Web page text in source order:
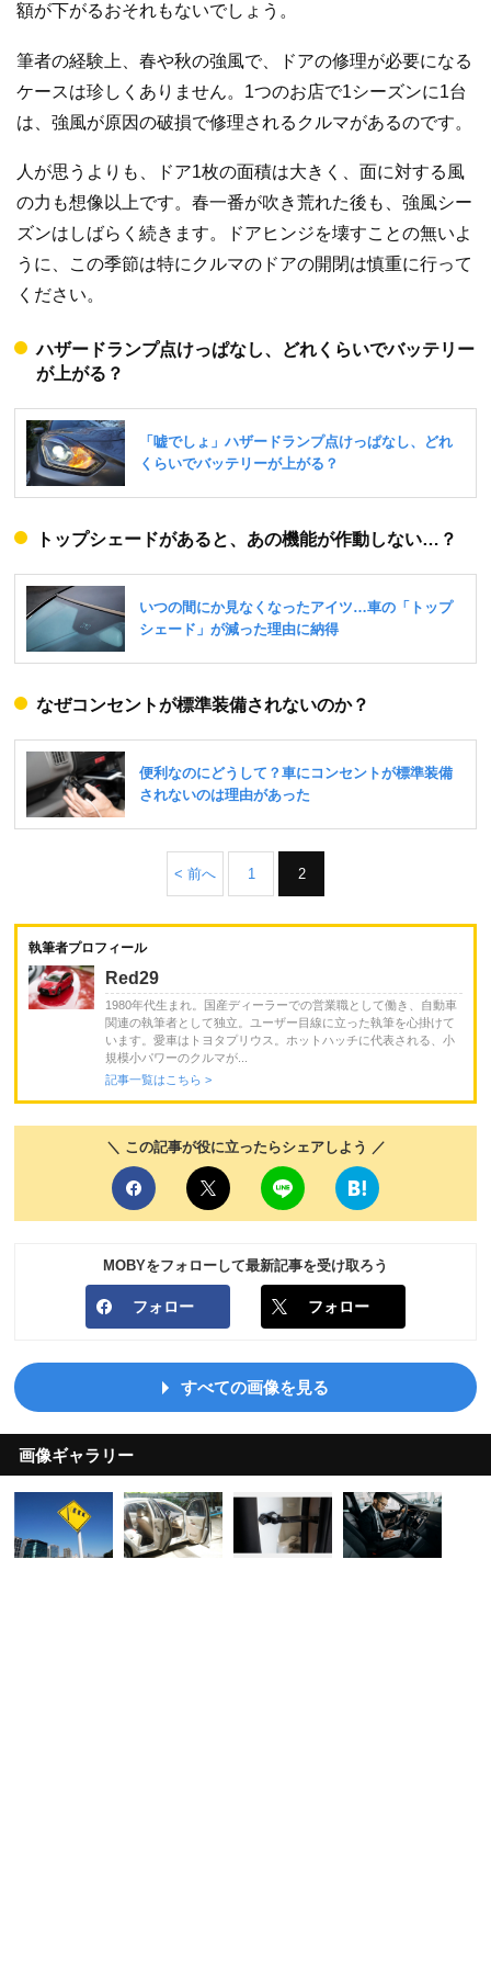
額が下がるおそれもないでしょう。
筆者の経験上、春や秋の強風で、ドアの修理が必要になる
ケースは珍しくありません。1つのお店で1シーズンに1台
は、強風が原因の破損で修理されるクルマがあるのです。
人が思うよりも、ドア1枚の面積は大きく、面に対する風
の力も想像以上です。春一番が吹き荒れた後も、強風シー
ズンはしばらく続きます。ドアヒンジを壊すことの無いよ
うに、この季節は特にクルマのドアの開閉は慎重に行って
ください。
ハザードランプ点けっぱなし、どれくらいでバッテリー
が上がる？
トップシェードがあると、あの機能が作動しない…？
なぜコンセントが標準装備されないのか？
< 前へ 1 2
執筆者プロフィール
Red29
1980年代生まれ。国産ディーラーでの営業職として働き、自動車
関連の執筆者として独立。ユーザー目線に立った執筆を心掛けて
います。愛車はトヨタプリウス。ホットハッチに代表される、小
規模小パワーのクルマが...
記事一覧はこちら >
＼ この記事が役に立ったらシェアしよう ／
MOBYをフォローして最新記事を受け取ろう
フォロー フォロー
すべての画像を見る
画像ギャラリー